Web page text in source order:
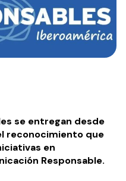
se entregan desde
reconocimiento que
en
Responsable.